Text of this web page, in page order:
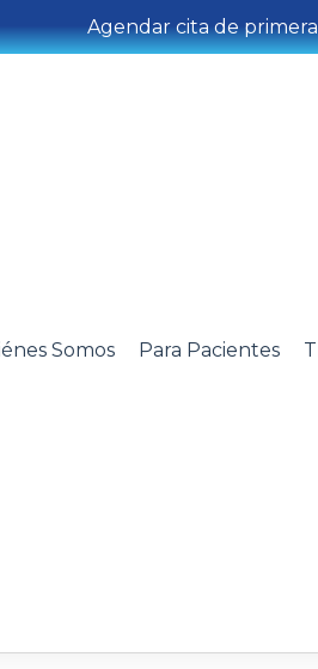
Agendar cita de primera
Somos Para Pacientes